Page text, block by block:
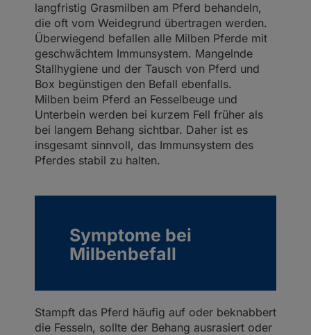
langfristig Grasmilben am Pferd behandeln,
die oft vom Weidegrund übertragen werden.
Überwiegend befallen alle Milben Pferde mit
geschwächtem Immunsystem. Mangelnde
Stallhygiene und der Tausch von Pferd und
Box begünstigen den Befall ebenfalls.
Milben beim Pferd an Fesselbeuge und
Unterbein werden bei kurzem Fell früher als
bei langem Behang sichtbar. Daher ist es
insgesamt sinnvoll, das Immunsystem des
Pferdes stabil zu halten.
Symptome bei
Milbenbefall
Stampft das Pferd häufig auf oder beknabbert
die Fesseln, sollte der Behang ausrasiert oder